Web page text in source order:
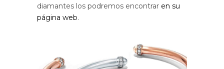
diamantes los podremos encontrar en su
página web.